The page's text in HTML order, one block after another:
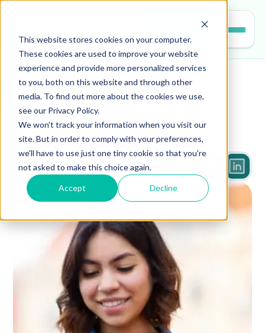
This website stores cookies on your computer.
These cookies are used to improve your website
experience and provide more personalized services
to you, both on this website and through other
media. To find out more about the cookies we use,
see our Privacy Policy.
We won't track your information when you visit our
site. But in order to comply with your preferences,
we'll have to use just one tiny cookie so that you're
not asked to make this choice again.
Accept Decline
gestao-escolar
Propaganda de Escola: 20
ideias para sua instituição
3 min